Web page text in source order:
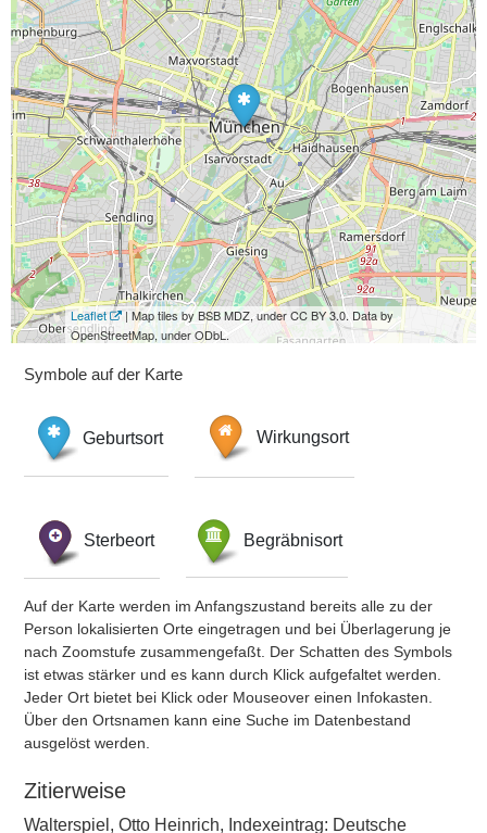
Leaflet
| Map tiles by BSB MDZ, under CC BY 3.0. Data by
OpenStreetMap, under ODbL.
Symbole auf der Karte
Geburtsort Wirkungsort
Sterbeort Begräbnisort
Auf der Karte werden im Anfangszustand bereits alle zu der
Person lokalisierten Orte eingetragen und bei Überlagerung je
nach Zoomstufe zusammengefaßt. Der Schatten des Symbols
ist etwas stärker und es kann durch Klick aufgefaltet werden.
Jeder Ort bietet bei Klick oder Mouseover einen Infokasten.
Über den Ortsnamen kann eine Suche im Datenbestand
ausgelöst werden.
Zitierweise
Walterspiel, Otto Heinrich, Indexeintrag: Deutsche